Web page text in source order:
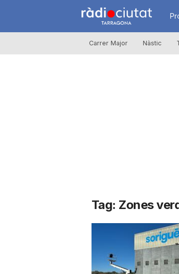
R
à
i
u
Carrer Major Nàstic
Tag: Zones